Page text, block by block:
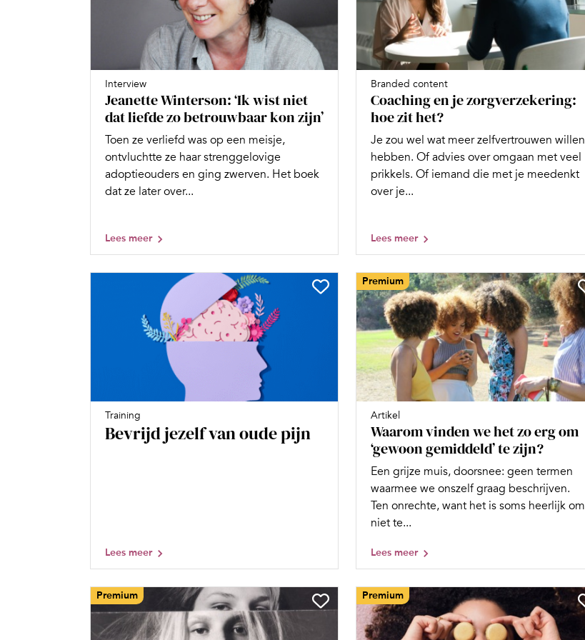
Interview
Jeanette Winterson: ‘Ik wist niet
dat liefde zo betrouwbaar kon zijn’
Toen ze verliefd was op een meisje,
ontvluchtte ze haar strenggelovige
adoptieouders en ging zwerven. Het boek
dat ze later over...
Lees meer
Branded content
Coaching en je zorgverzekering:
hoe zit het?
Je zou wel wat meer zelfvertrouwen willen
hebben. Of advies over omgaan met veel
prikkels. Of iemand die met je meedenkt
over je...
Lees meer
Training
Bevrijd jezelf van oude pijn
Lees meer
Premium
Artikel
Waarom vinden we het zo erg om
‘gewoon gemiddeld’ te zijn?
Een grijze muis, doorsnee: geen termen
waarmee we onszelf graag beschrijven.
Ten onrechte, want het is soms heerlijk om
niet te...
Lees meer
Premium Premium